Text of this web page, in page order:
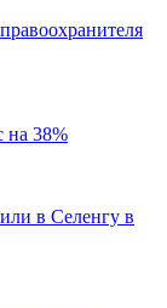
на 38%
в Селенгу в